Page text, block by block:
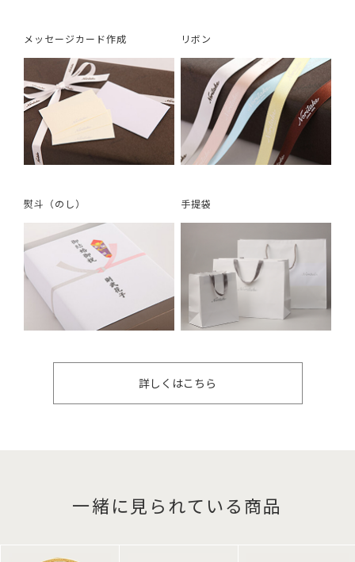
メッセージカード作成 リボン
熨斗（のし） 手提袋
詳しくはこちら
一緒に見られている商品